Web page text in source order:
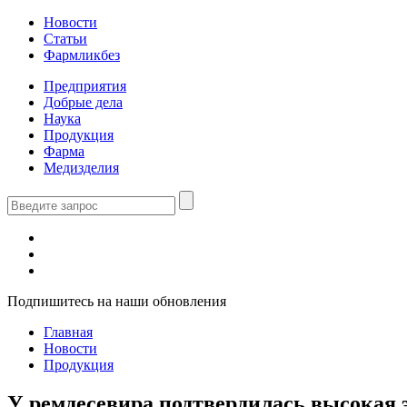
Новости
Статьи
Фармликбез
Предприятия
Добрые дела
Наука
Продукция
Фарма
Медизделия
Подпишитесь на наши обновления
Главная
Новости
Продукция